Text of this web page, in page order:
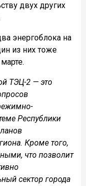
двух других
энергоблока на
из них тоже
ТЭЦ-2 — это
Республики
Кроме того,
что позволит
сектор города